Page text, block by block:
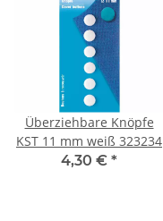
Überziehbare Knöpfe
KST 11 mm weiß 323234
4,30 € *